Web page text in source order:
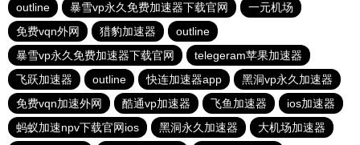
outline
暴雪vp永久免费加速器下载官网
一元机场
免费vqn外网
猎豹加速器
outline
暴雪vp永久免费加速器下载官网
telegeram苹果加速器
飞跃加速器
outline 快连加速器app
黑洞vp永久加速器
免费vqn加速外网
酷通vp加速器 飞鱼加速器
ios加速器
蚂蚁加速npv下载官网ios
黑洞永久加速器 大机场加速器